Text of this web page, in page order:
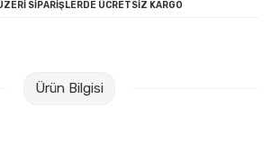
SİPARİŞLERDE ÜCRETSİZ KARGO
Ürün Bilgisi